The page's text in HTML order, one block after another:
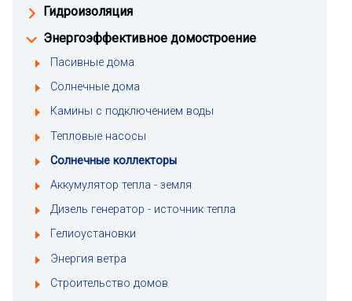
Гидроизоляция
Энергоэффективное домостроение
Пасивные дома
Солнечные дома
Камины с подключением воды
Тепловые насосы
Солнечные коллекторы
Аккумулятор тепла - земля
Дизель генератор - источник тепла
Гелиоустановки
Энергия ветра
Строительство домов